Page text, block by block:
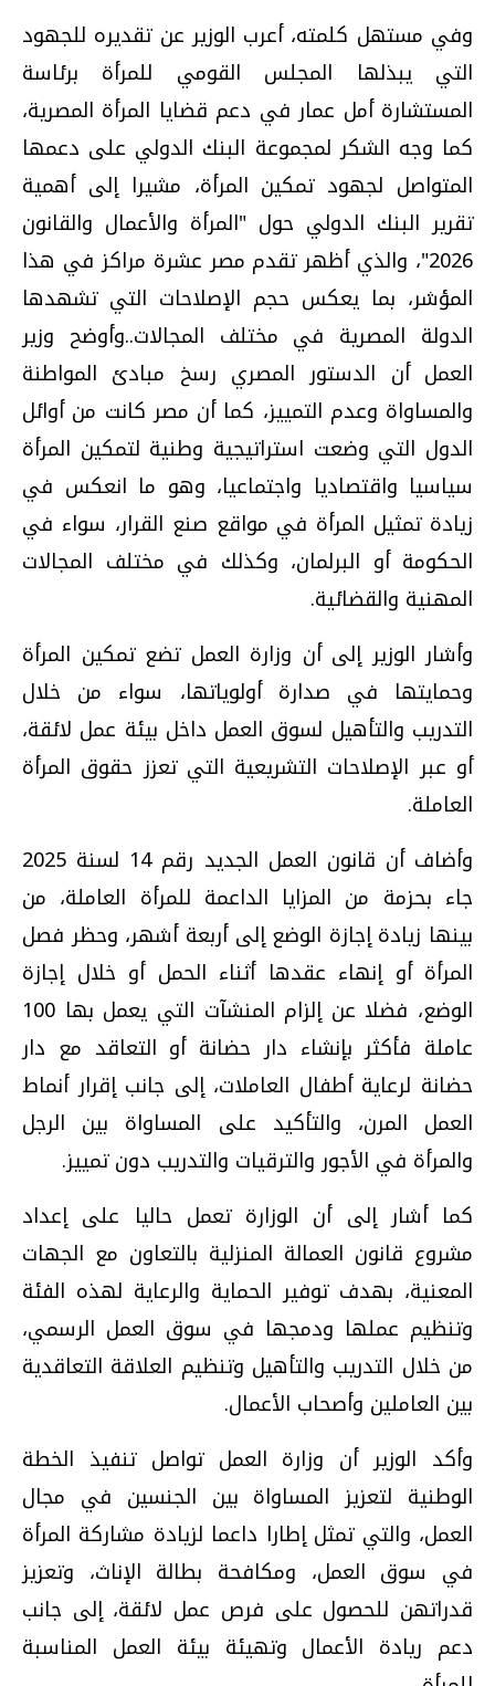
وفي مستهل كلمته، أعرب الوزير عن تقديره للجهود
التي يبذلها المجلس القومي للمرأة برئاسة
المستشارة أمل عمار في دعم قضايا المرأة المصرية،
كما وجه الشكر لمجموعة البنك الدولي على دعمها
المتواصل لجهود تمكين المرأة، مشيرا إلى أهمية
تقرير البنك الدولي حول "المرأة والأعمال والقانون
2026"، والذي أظهر تقدم مصر عشرة مراكز في هذا
المؤشر، بما يعكس حجم الإصلاحات التي تشهدها
الدولة المصرية في مختلف المجالات..وأوضح وزير
العمل أن الدستور المصري رسخ مبادئ المواطنة
والمساواة وعدم التمييز، كما أن مصر كانت من أوائل
الدول التي وضعت استراتيجية وطنية لتمكين المرأة
سياسيا واقتصاديا واجتماعيا، وهو ما انعكس في
زيادة تمثيل المرأة في مواقع صنع القرار، سواء في
الحكومة أو البرلمان، وكذلك في مختلف المجالات
المهنية والقضائية.
وأشار الوزير إلى أن وزارة العمل تضع تمكين المرأة
وحمايتها في صدارة أولوياتها، سواء من خلال
التدريب والتأهيل لسوق العمل داخل بيئة عمل لائقة،
أو عبر الإصلاحات التشريعية التي تعزز حقوق المرأة
العاملة.
وأضاف أن قانون العمل الجديد رقم 14 لسنة 2025
جاء بحزمة من المزايا الداعمة للمرأة العاملة، من
بينها زيادة إجازة الوضع إلى أربعة أشهر، وحظر فصل
المرأة أو إنهاء عقدها أثناء الحمل أو خلال إجازة
الوضع، فضلا عن إلزام المنشآت التي يعمل بها 100
عاملة فأكثر بإنشاء دار حضانة أو التعاقد مع دار
حضانة لرعاية أطفال العاملات، إلى جانب إقرار أنماط
العمل المرن، والتأكيد على المساواة بين الرجل
والمرأة في الأجور والترقيات والتدريب دون تمييز.
كما أشار إلى أن الوزارة تعمل حاليا على إعداد
مشروع قانون العمالة المنزلية بالتعاون مع الجهات
المعنية، بهدف توفير الحماية والرعاية لهذه الفئة
وتنظيم عملها ودمجها في سوق العمل الرسمي،
من خلال التدريب والتأهيل وتنظيم العلاقة التعاقدية
بين العاملين وأصحاب الأعمال.
وأكد الوزير أن وزارة العمل تواصل تنفيذ الخطة
الوطنية لتعزيز المساواة بين الجنسين في مجال
العمل، والتي تمثل إطارا داعما لزيادة مشاركة المرأة
في سوق العمل، ومكافحة بطالة الإناث، وتعزيز
قدراتهن للحصول على فرص عمل لائقة، إلى جانب
دعم ريادة الأعمال وتهيئة بيئة العمل المناسبة